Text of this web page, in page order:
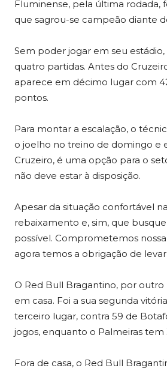
Fluminense, pela última rodada,
que sagrou-se campeão diante
Sem poder jogar em seu
quatro partidas. Antes do
aparece em décimo lugar com
pontos.
Para montar a escalação, o
o joelho no treino de domingo e
Cruzeiro, é uma opção para o
não deve estar à disposição.
Apesar da situação confortável
rebaixamento e, sim, que
possível. Comprometemos
agora temos a obrigação de
O Red Bull Bragantino, por
em casa. Foi a sua segunda
terceiro lugar, contra 59 de
jogos, enquanto o Palmeiras tem
Fora de casa, o Red Bull